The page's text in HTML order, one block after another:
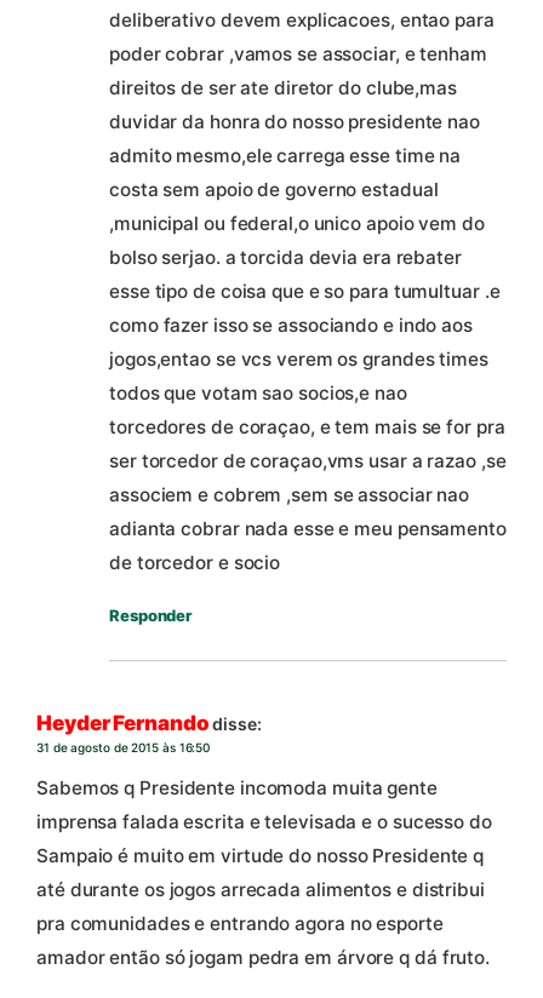
deliberativo devem explicacoes, entao para
poder cobrar ,vamos se associar, e tenham
direitos de ser ate diretor do clube,mas
duvidar da honra do nosso presidente nao
admito mesmo,ele carrega esse time na
costa sem apoio de governo estadual
,municipal ou federal,o unico apoio vem do
bolso serjao. a torcida devia era rebater
esse tipo de coisa que e so para tumultuar .e
como fazer isso se associando e indo aos
jogos,entao se vcs verem os grandes times
todos que votam sao socios,e nao
torcedores de coraçao, e tem mais se for pra
ser torcedor de coraçao,vms usar a razao ,se
associem e cobrem ,sem se associar nao
adianta cobrar nada esse e meu pensamento
de torcedor e socio
Responder
Heyder Fernando disse:
31 de agosto de 2015 às 16:50
Sabemos q Presidente incomoda muita gente
imprensa falada escrita e televisada e o sucesso do
Sampaio é muito em virtude do nosso Presidente q
até durante os jogos arrecada alimentos e distribui
pra comunidades e entrando agora no esporte
amador então só jogam pedra em árvore q dá fruto.